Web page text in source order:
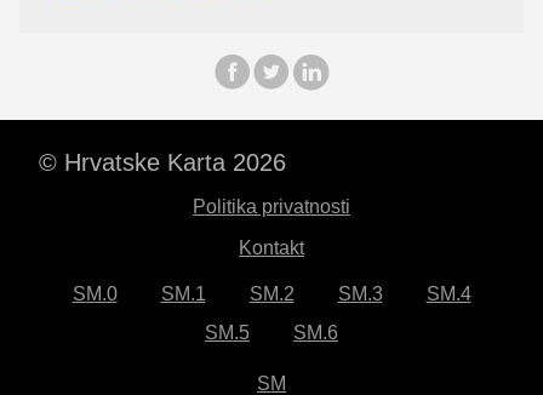
© Hrvatske Karta 2026
Politika privatnosti
Kontakt
SM.0 SM.1 SM.2 SM.3
SM.4
SM.5
SM.6
SM